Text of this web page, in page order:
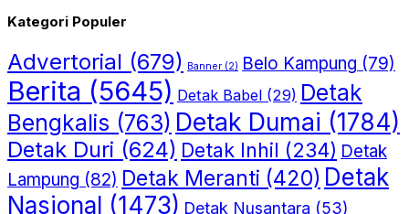
Kategori Populer
Advertorial (679) Banner (2) Belo Kampung (79)
Berita (5645) Detak Babel (29) Detak
Bengkalis (763) Detak Dumai (1784)
Detak Duri (624) Detak Inhil (234) Detak
Lampung (82) Detak Meranti (420) Detak
Nasional (1473) Detak Nusantara (53)